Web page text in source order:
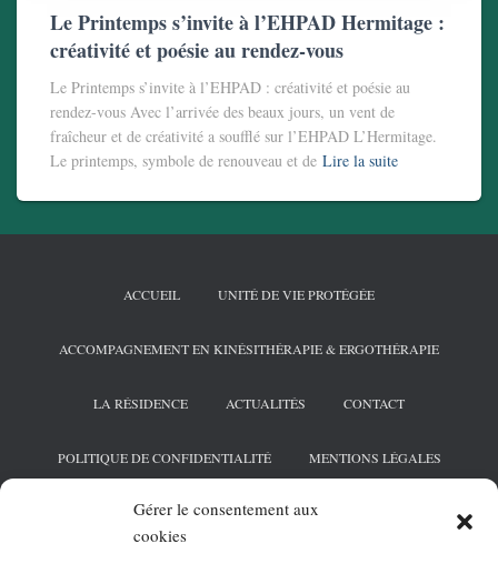
Gérer le consentement aux
cookies
Le Printemps s’invite à l’EHPAD Hermitage :
créativité et poésie au rendez-vous
Le Printemps s’invite à l’EHPAD : créativité et poésie au
rendez-vous Avec l’arrivée des beaux jours, un vent de
fraîcheur et de créativité a soufflé sur l’EHPAD L’Hermitage.
Le printemps, symbole de renouveau et de Lire la suite
ACCUEIL UNITÉ DE VIE PROTÉGÉE
ACCOMPAGNEMENT EN KINÉSITHÉRAPIE & ERGOTHÉRAPIE
LA RÉSIDENCE ACTUALITÉS CONTACT
POLITIQUE DE CONFIDENTIALITÉ MENTIONS LÉGALES
POLITIQUE DE COOKIES (UE)